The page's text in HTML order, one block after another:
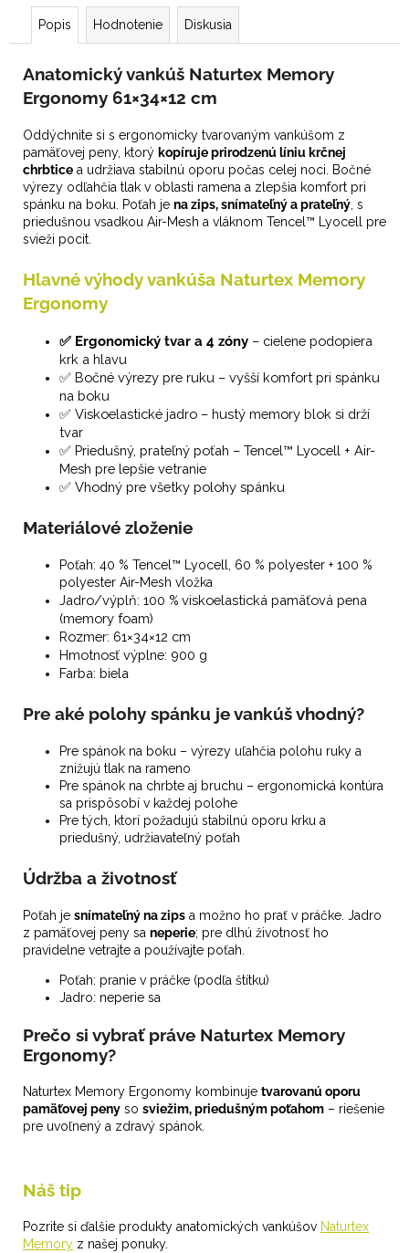
Popis Hodnotenie Diskusia
Anatomický vankúš Naturtex Memory
Ergonomy 61×34×12 cm
Oddýchnite si s ergonomicky tvarovaným vankúšom z
pamäťovej peny, ktorý kopíruje prirodzenú líniu krčnej
chrbtice a udržiava stabilnú oporu počas celej noci. Bočné
výrezy odľahčia tlak v oblasti ramena a zlepšia komfort pri
spánku na boku. Poťah je na zips, snímateľný a prateľný, s
priedušnou vsadkou Air-Mesh a vláknom Tencel™ Lyocell pre
svieži pocit.
Hlavnévýhodyvankúša Naturtex Memory
Ergonomy
✅ Ergonomický tvar a 4 zóny – cielene podopiera
krk a hlavu
✅ Bočné výrezy pre ruku – vyšší komfort pri spánku
na boku
✅ Viskoelastické jadro – hustý memory blok si drží
tvar
✅ Priedušný, prateľný poťah – Tencel™ Lyocell + Air-
Mesh pre lepšie vetranie
✅ Vhodný pre všetky polohy spánku
Materiálové zloženie
Poťah: 40 % Tencel™ Lyocell, 60 % polyester + 100 %
polyester Air-Mesh vložka
Jadro/výplň: 100 % viskoelastická pamäťová pena
(memory foam)
Rozmer: 61×34×12 cm
Hmotnosť výplne: 900 g
Farba: biela
Pre aké polohy spánku je vankúš vhodný?
Pre spánok na boku – výrezy uľahčia polohu ruky a
znižujú tlak na rameno
Pre spánok na chrbte aj bruchu – ergonomická kontúra
sa prispôsobí v každej polohe
Pre tých, ktorí požadujú stabilnú oporu krku a
priedušný, udržiavateľný poťah
Údržba a životnosť
Poťah je snímateľný na zips a možno ho prať v práčke. Jadro
z pamäťovej peny sa neperie; pre dlhú životnosť ho
pravidelne vetrajte a používajte poťah.
Poťah: pranie v práčke (podľa štítku)
Jadro: neperie sa
Prečo si vybrať práve Naturtex Memory
Ergonomy?
Naturtex Memory Ergonomy kombinuje tvarovanú oporu
pamäťovej peny so sviežim, priedušným poťahom – riešenie
pre uvoľnený a zdravý spánok.
Náš tip
Pozrite si ďalšie produkty anatomických vankúšov Naturtex
Memory z našej ponuky.